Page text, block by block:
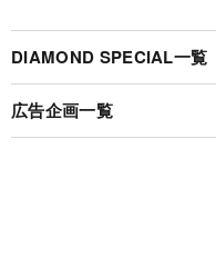
DIAMOND SPECIAL一覧
広告企画一覧